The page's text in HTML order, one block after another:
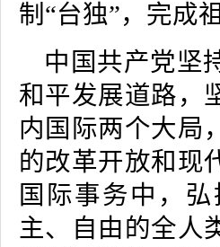
制“台独”，完成
中国共产党坚
和平发展道路，
内国际两个大局
的改革开放和现
国际事务中，
主、自由的全人